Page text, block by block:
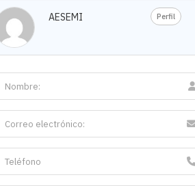
AESEMI Perfil